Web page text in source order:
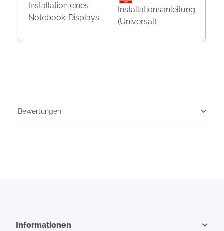
Installation eines
Notebook-Displays
Installationsanleitung
(Universal)
Bewertungen
Informationen